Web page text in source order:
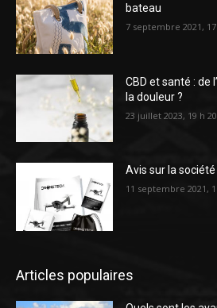
bateau
7 septembre 2021,
CBD et santé : de
la douleur ?
23 juillet 2023, 19 h
Avis sur la
11 septembre 2021,
Articles populaires